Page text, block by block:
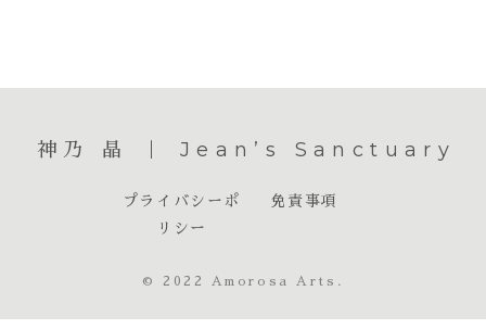
神乃 晶 ｜ Jean’s Sanctuary
プライバシーポ
リシー
免責事項
© 2022 Amorosa Arts.